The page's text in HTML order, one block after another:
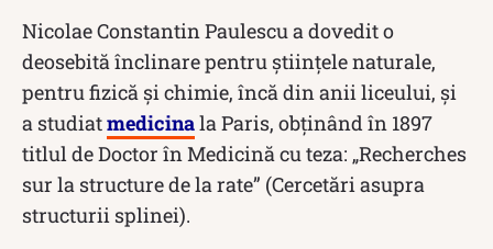
Nicolae Constantin Paulescu a dovedit o
deosebită înclinare pentru științele naturale,
pentru fizică și chimie, încă din anii liceului, și
a studiatmedicinala Paris, obținând în 1897
titlul de Doctor în Medicină cu teza: „Recherches
sur la structure de la rate” (Cercetări asupra
structurii splinei).